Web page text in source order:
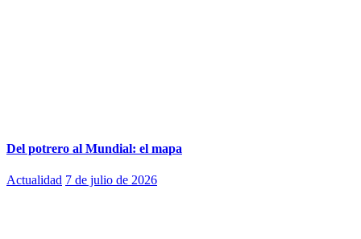
Del potrero al Mundial: el mapa
Actualidad 7 de julio de 2026